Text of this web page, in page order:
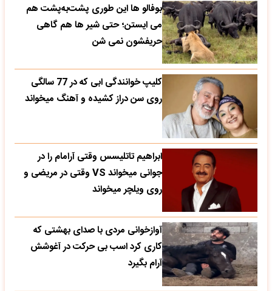
بوفالو ها این‌ طوری پشت‌به‌پشت هم
می‌ ایستن؛ حتی شیر ها هم گاهی
حریفشون نمی‌ شن
کلیپ خوانندگی ابی که در 77 سالگی
روی سن دراز کشیده و آهنگ میخواند
ابراهیم تاتلیسس وقتی آرامام را در
جوانی میخواند VS وقتی در مریضی و
روی ویلچر میخواند
آوازخوانی مردی با صدای بهشتی که
کاری کرد اسب بی حرکت در آغوشش
آرام بگیرد